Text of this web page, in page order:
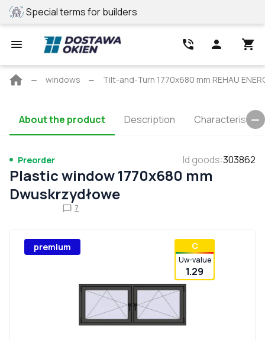
Special terms for builders
Main
windows Tilt-and-Turn 1770x680 mm REHAU
About the product Description Characteristics
Preorder Id goods:303862
Plastic window 1770x680 mm
Dwuskrzydłowe
7
premium С
Uw-value
1.29